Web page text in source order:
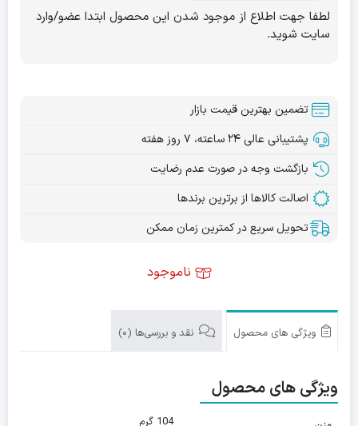
لطفا جهت اطلاع از موجود شدن این محصول ابتدا عضو/وارد
سایت شوید.
تضمین بهترین قیمت بازار
پشتیبانی عالی ۲۴ ساعته، ۷ روز هفته
بازگشت وجه در صورت عدم رضایت
اصالت کالاها از برترین برندها
تحویل سریع در کمترین زمان ممکن
ناموجود
ویژگی های محصول نقد و بررسی‌ها (0)
ویژگی های محصول
104 گرم